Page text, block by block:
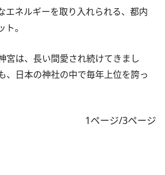
エネルギーを取り入れられる、都内
。
宮は、長い間愛され続けてきまし
、日本の神社の中で毎年上位を誇っ
1ページ/3ページ